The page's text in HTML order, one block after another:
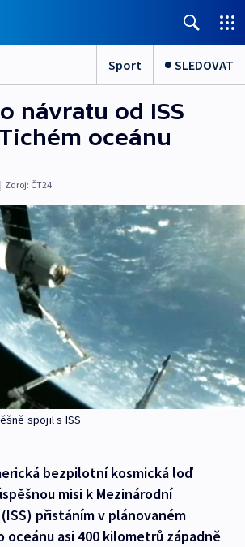
Sport SLEDOVAT
návratu od ISS
oceánu
| Zdroj: ČT24
spojil s ISS
bezpilotní kosmická loď
misi k Mezinárodní
přistáním v plánovaném
oceánu asi 400 kilometrů západně